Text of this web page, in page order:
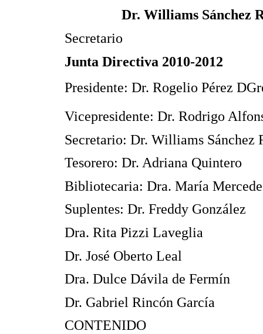
Dr. Williams Sánchez
Secretario
Junta Directiva 2010-2012
Presidente: Dr. Rogelio Pérez
Vicepresidente: Dr. Rodrigo
Secretario: Dr. Williams Sánchez
Tesorero: Dr. Adriana Quintero
Bibliotecaria: Dra. María
Suplentes: Dr. Freddy González
Dra. Rita Pizzi Laveglia
Dr. José Oberto Leal
Dra. Dulce Dávila de Fermín
Dr. Gabriel Rincón García